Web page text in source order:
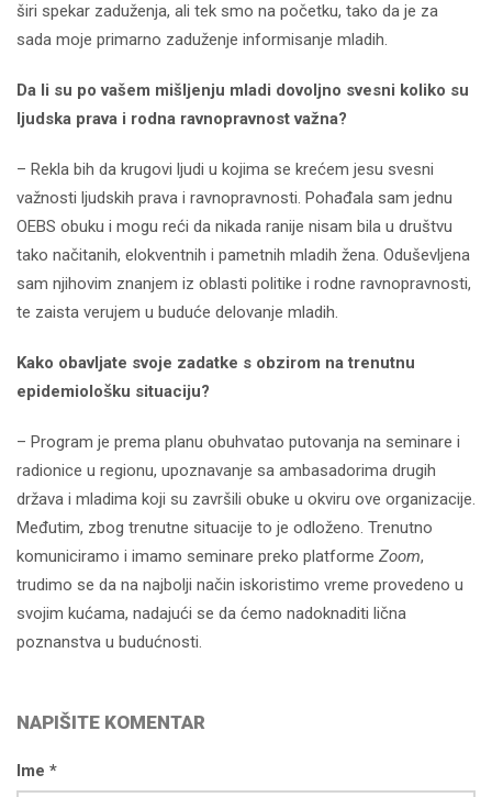
širi spekar zaduženja, ali tek smo na početku, tako da je za
sada moje primarno zaduženje informisanje mladih.
Da li su po vašem mišljenju mladi dovoljno svesni koliko su
ljudska prava i rodna ravnopravnost važna?
– Rekla bih da krugovi ljudi u kojima se krećem jesu svesni
važnosti ljudskih prava i ravnopravnosti. Pohađala sam jednu
OEBS obuku i mogu reći da nikada ranije nisam bila u društvu
tako načitanih, elokventnih i pametnih mladih žena. Oduševljena
sam njihovim znanjem iz oblasti politike i rodne ravnopravnosti,
te zaista verujem u buduće delovanje mladih.
Kako obavljate svoje zadatke s obzirom na trenutnu
epidemiološku situaciju?
– Program je prema planu obuhvatao putovanja na seminare i
radionice u regionu, upoznavanje sa ambasadorima drugih
država i mladima koji su završili obuke u okviru ove organizacije.
Međutim, zbog trenutne situacije to je odloženo. Trenutno
komuniciramo i imamo seminare preko platforme Zoom,
trudimo se da na najbolji način iskoristimo vreme provedeno u
svojim kućama, nadajući se da ćemo nadoknaditi lična
poznanstva u budućnosti.
NAPIŠITE KOMENTAR
Ime *